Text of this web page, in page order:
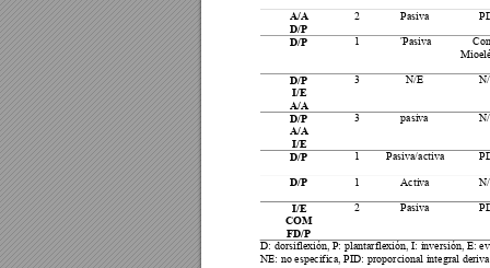
A/A
D/P
2 Pasiva
D/P 1 ´Pasiva
D/P
I/E
A/A
3 N/E
D/P
A/A
I/E
3 pasiva
D/P 1 Pasiva/activa
D/P 1 Activa
I/E
COM
FD/P
2 Pasiva
D: dorsiflexión, P: plantarflexión, I: inversión, E:
NE: no especifica, PID: proporcional integral